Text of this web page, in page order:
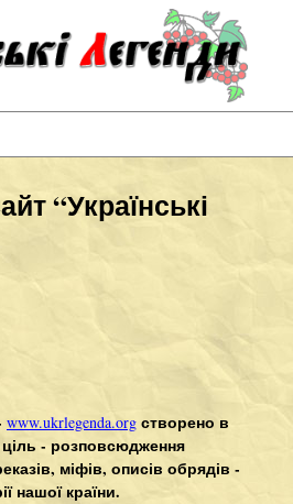
“Українські
www.ukrlegenda.org створено в
- розповсюдження
міфів, описів обрядів -
нашої країни.